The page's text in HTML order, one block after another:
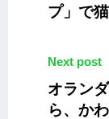
プ」で
Next post
オラン
ら、か